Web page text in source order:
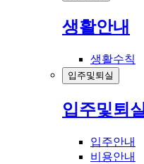
생활안내
생활수칙
입주및퇴실
입주및퇴실
입주안내
비용안내